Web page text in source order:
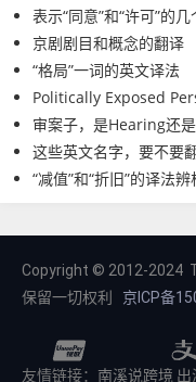
表示“同意”和“许可”的
京剧剧目和概念的翻译
“格局”一词的英文译法
Politically Exposed
审案子，是Hearing还是
这些英文名字，要不要
“减值”和“折旧”的译法辨
Copyright © 2012-2024
保留一切权利
京ICP备
友情链接： 南溪说跨境 出